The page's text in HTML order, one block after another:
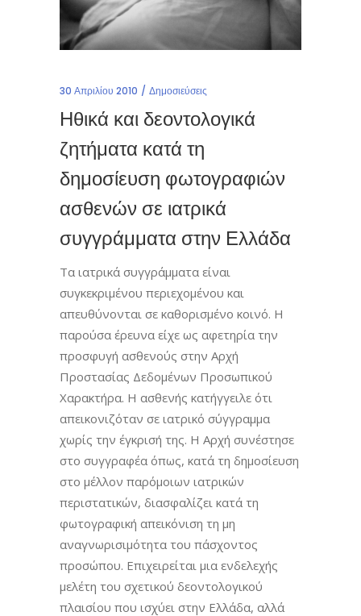
30 Απριλίου 2010 Δημοσιεύσεις
Ηθικά και δεοντολογικά
ζητήματα κατά τη
δημοσίευση φωτογραφιών
ασθενών σε ιατρικά
συγγράμματα στην Ελλάδα
Τα ιατρικά συγγράμματα είναι
συγκεκριμένου περιεχομένου και
απευθύνονται σε καθορισμένο κοινό. Η
παρούσα έρευνα είχε ως αφετηρία την
προσφυγή ασθενούς στην Αρχή
Προστασίας Δεδομένων Προσωπικού
Χαρακτήρα. Η ασθενής κατήγγειλε ότι
απεικονιζόταν σε ιατρικό σύγγραμμα
χωρίς την έγκρισή της. Η Αρχή συνέστησε
στο συγγραφέα όπως, κατά τη δημοσίευση
στο μέλλον παρόμοιων ιατρικών
περιστατικών, διασφαλίζει κατά τη
φωτογραφική απεικόνιση τη μη
αναγνωρισιμότητα του πάσχοντος
προσώπου. Επιχειρείται μια ενδελεχής
μελέτη του σχετικού δεοντολογικού
πλαισίου που ισχύει στην Ελλάδα, αλλά